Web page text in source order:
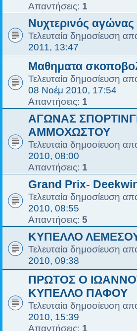
Απαντήσεις: 1
Νυχτερινός
Τελευταία δημοσίευση
2011, 13:47
Mαθηματα
Τελευταία δημοσίευση
08 Νοέμ 2010, 17:54
Απαντήσεις: 1
ΑΓΩΝΑΣ
ΑΜΜΟΧΩΣΤΟΥ
Τελευταία δημοσίευση
2010, 08:00
Απαντήσεις: 1
Grand Prix-
Τελευταία δημοσίευση
2010, 08:55
Απαντήσεις: 5
ΚΥΠΕΛΛΟ
Τελευταία δημοσίευση
2010, 09:38
ΠΡΩΤΟΣ Ο
ΚΥΠΕΛΛΟ ΠΑΦΟΥ
Τελευταία δημοσίευση
2010, 15:39
Απαντήσεις: 1